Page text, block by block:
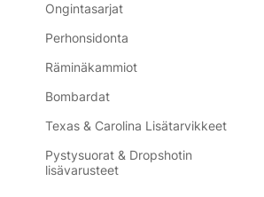
Ongintasarjat
Perhonsidonta
Räminäkammiot
Bombardat
Texas & Carolina Lisätarvikkeet
Pystysuorat & Dropshotin
lisävarusteet